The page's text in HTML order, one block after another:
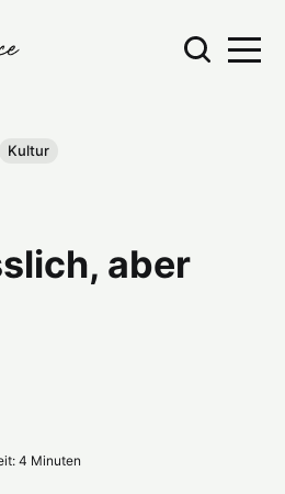
Kultur
aber
4 Minuten